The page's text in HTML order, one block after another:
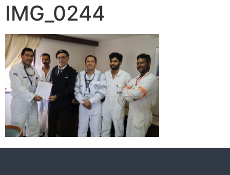
IMG_0244